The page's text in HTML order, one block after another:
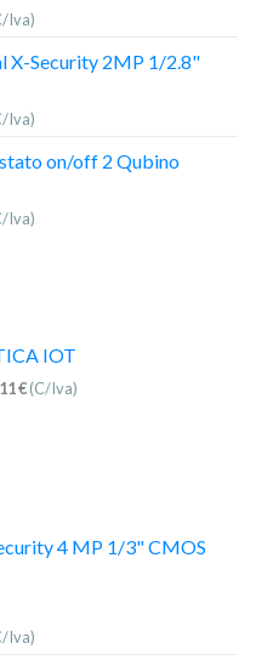
Iva)
X-Security 2MP 1/2.8"
Iva)
on/off 2 Qubino
Iva)
IOT
€(C/Iva)
4 MP 1/3" CMOS
Iva)